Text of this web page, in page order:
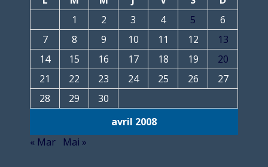
avril 2008
1
2 3 4 5
6
7
8 9 10 11 12
13
14
15 16 17 18 19
20
21
22 23 24 25 26
27
28
29 30
« Mar Mai »